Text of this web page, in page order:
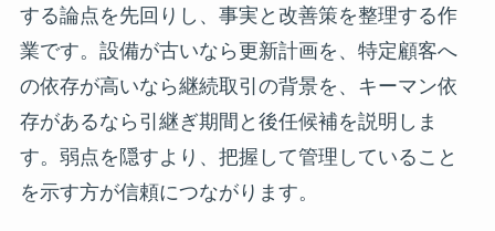
する論点を先回りし、事実と改善策を整理する作
業です。設備が古いなら更新計画を、特定顧客へ
の依存が高いなら継続取引の背景を、キーマン依
存があるなら引継ぎ期間と後任候補を説明しま
す。弱点を隠すより、把握して管理していること
を示す方が信頼につながります。